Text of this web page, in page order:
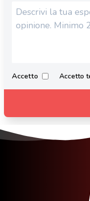
Accetto Accetto